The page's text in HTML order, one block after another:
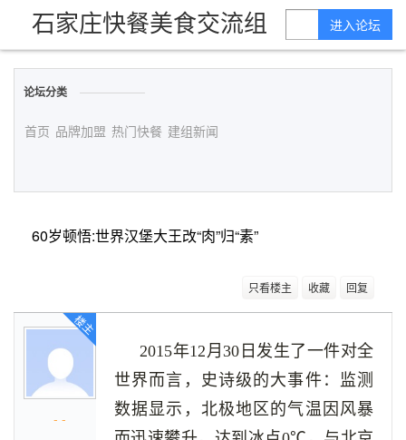
石家庄快餐美食交流组 进入论坛
论坛分类
首页 品牌加盟 热门快餐 建组新闻
60岁顿悟:世界汉堡大王改“肉”归“素”
只看楼主 收藏 回复
- -
楼主
2015年12月30日发生了一件对全
世界而言，史诗级的大事件：监测
数据显示，北极地区的气温因风暴